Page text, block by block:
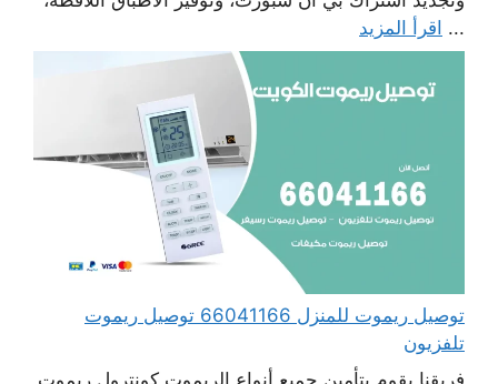
... اقرأ المزيد
توصيل ريموت للمنزل 66041166 توصيل ريموت
تلفزيون